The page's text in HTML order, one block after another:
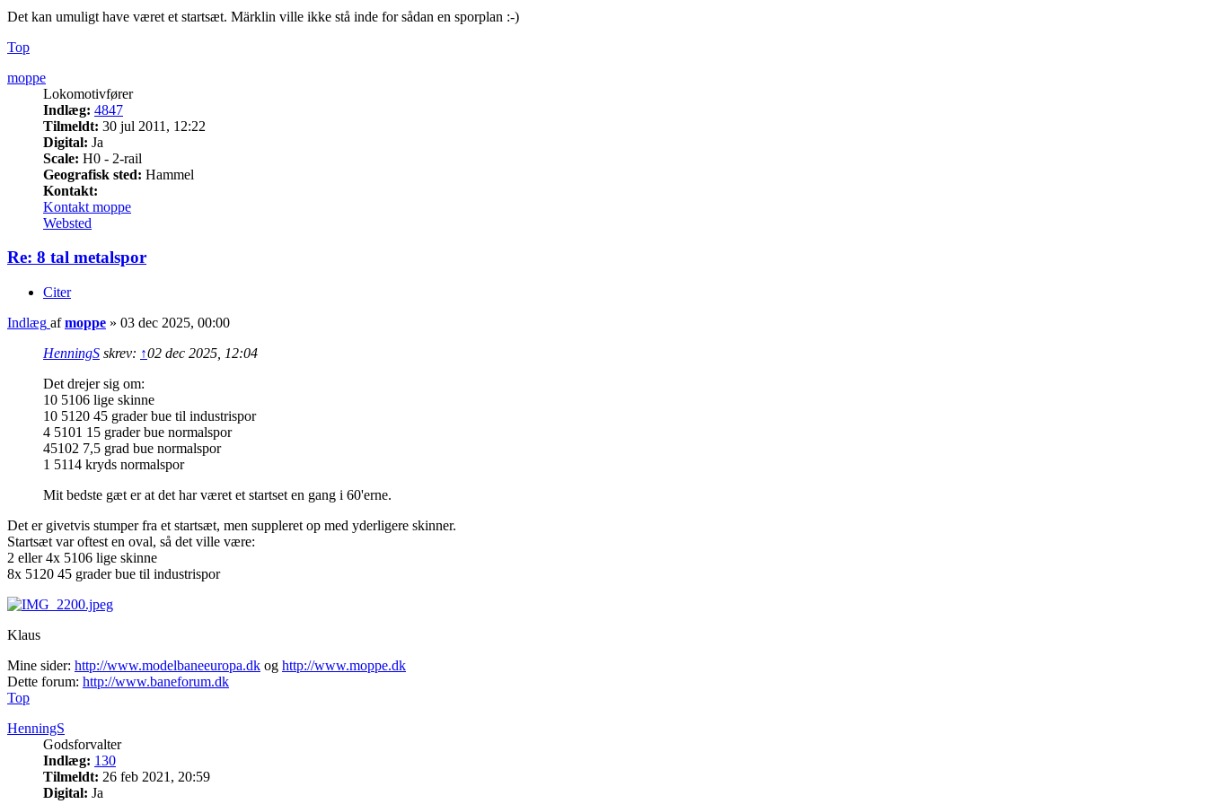
Det kan umuligt have været et startsæt. Märklin ville ikke stå inde for sådan en sporplan :-)
Top
moppe
Lokomotivfører
Indlæg: 4847
Tilmeldt: 30 jul 2011, 12:22
Digital: Ja
Scale: H0 - 2-rail
Geografisk sted: Hammel
Kontakt:
Kontakt moppe
Websted
Re: 8 tal metalspor
Citer
Indlæg afmoppe » 03 dec 2025, 00:00
HenningS skrev: ↑02 dec 2025, 12:04
Det drejer sig om:
10 5106 lige skinne
10 5120 45 grader bue til industrispor
4 5101 15 grader bue normalspor
45102 7,5 grad bue normalspor
1 5114 kryds normalspor
Mit bedste gæt er at det har været et startset en gang i 60'erne.
Det er givetvis stumper fra et startsæt, men suppleret op med yderligere skinner.
Startsæt var oftest en oval, så det ville være:
2 eller 4x 5106 lige skinne
8x 5120 45 grader bue til industrispor
Klaus
Mine sider: http://www.modelbaneeuropa.dk og http://www.moppe.dk
Dette forum: http://www.baneforum.dk
Top
HenningS
Godsforvalter
Indlæg: 130
Tilmeldt: 26 feb 2021, 20:59
Digital: Ja